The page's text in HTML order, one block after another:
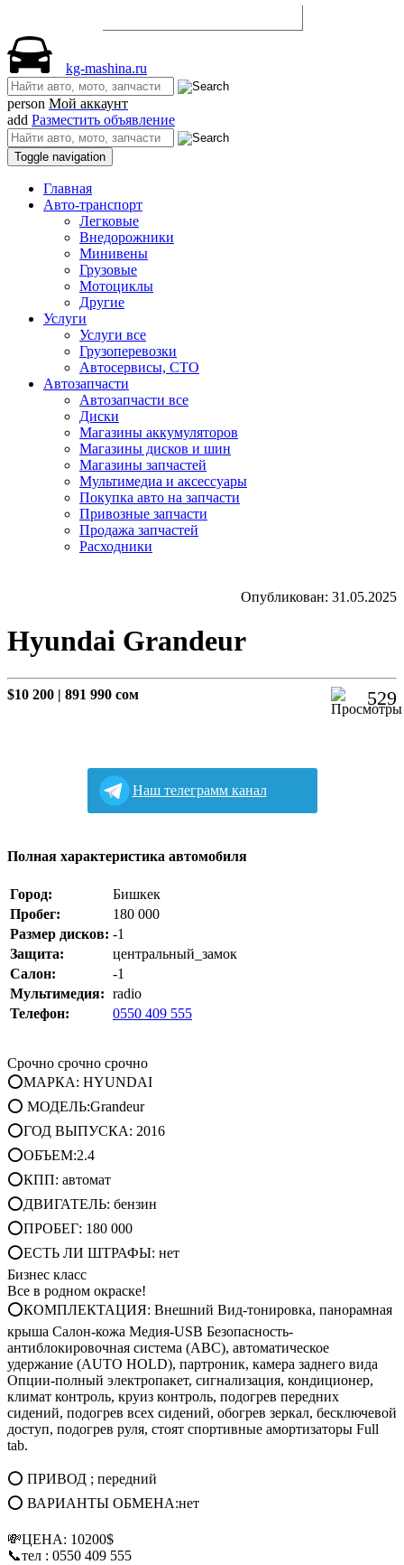
kg-mashina.ru
person Мой аккаунт
add Разместить объявление
Toggle navigation
Главная
Авто-транспорт
Легковые
Внедорожники
Минивены
Грузовые
Мотоциклы
Другие
Услуги
Услуги все
Грузоперевозки
Автосервисы, СТО
Автозапчасти
Автозапчасти все
Диски
Магазины аккумуляторов
Магазины дисков и шин
Магазины запчастей
Мультимедиа и аксессуары
Покупка авто на запчасти
Привозные запчасти
Продажа запчастей
Расходники
Опубликован: 31.05.2025
Hyundai Grandeur
$10 200 | 891 990 сом 529
Наш телеграмм канал
Полная характеристика автомобиля
Город:
Бишкек
Пробег:
180 000
Размер дисков: -1
Защита:
центральный_замок
Салон:
-1
Мультимедия: radio
Телефон:
0550 409 555
Срочно срочно срочно
⭕МАРКА: HYUNDAI
⭕ МОДЕЛЬ:Grandeur
⭕ГОД ВЫПУСКА: 2016
⭕ОБЪЕМ:2.4
⭕КПП: автомат
⭕ДВИГАТЕЛЬ: бензин
⭕ПРОБЕГ: 180 000
⭕ЕСТЬ ЛИ ШТРАФЫ: нет
Бизнес класс
Все в родном окраске!
⭕КОМПЛЕКТАЦИЯ: Внешний Вид-тонировка, панорамная
крыша Салон-кожа Медия-USB Безопасность-
антиблокировочная система (АВС), автоматическое
удержание (AUTO HOLD), партроник, камера заднего вида
Опции-полный электропакет, сигнализация, кондиционер,
климат контроль, круиз контроль, подогрев передних
сидений, подогрев всех сидений, обогрев зеркал, бесключевой
доступ, подогрев руля, стоят спортивные амортизаторы Full
tab.
⭕ ПРИВОД ; передний
⭕ ВАРИАНТЫ ОБМЕНА:нет
💸ЦЕНА: 10200$
📞тел : 0550 409 555